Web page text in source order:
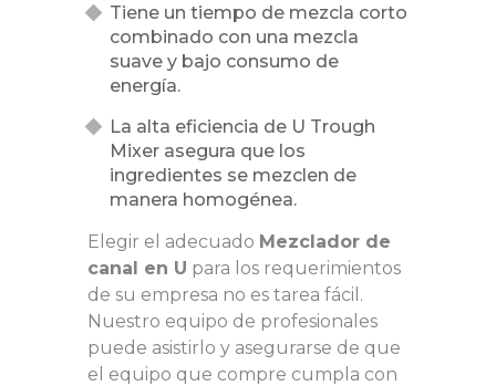
Tiene un tiempo de mezcla corto
combinado con una mezcla
suave y bajo consumo de
energía.
La alta eficiencia de U Trough
Mixer asegura que los
ingredientes se mezclen de
manera homogénea.
Elegir el adecuado Mezclador de
canal en U para los requerimientos
de su empresa no es tarea fácil.
Nuestro equipo de profesionales
puede asistirlo y asegurarse de que
el equipo que compre cumpla con